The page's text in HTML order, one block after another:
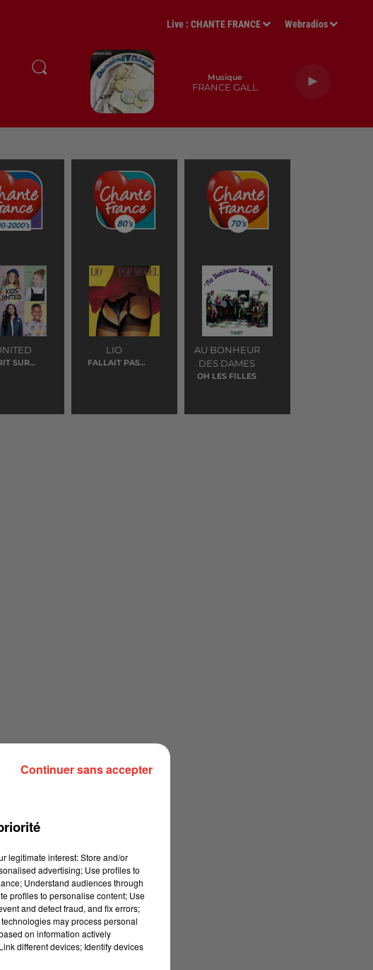
Live :CHANTE FRANCE Webradios
Musique
FRANCE GALL
SUR
LIO
FALLAIT PAS
AU BONHEUR
DES DAMES
OH LES FILLES
legitimate interest: Store and/or
advertising; Use profiles to
Understand audiences through
profiles to personalise content; Use
and detect fraud, and fix errors;
may process personal
on information actively
different devices; Identify devices
Continuer sans accepter